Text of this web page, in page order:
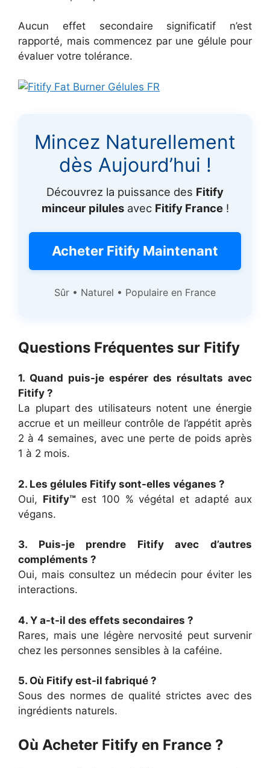
Aucun effet secondaire significatif n’est
rapporté, mais commencez par une gélule pour
évaluer votre tolérance.
Mincez Naturellement
dès Aujourd’hui !
Découvrez la puissance des Fitify
minceur pilulesavec Fitify France!
Acheter Fitify Maintenant
Sûr • Naturel • Populaire en France
Questions Fréquentes sur Fitify
1. Quand puis-je espérer des résultats avec
Fitify ?
La plupart des utilisateurs notent une énergie
accrue et un meilleur contrôle de l’appétit après
2 à 4 semaines, avec une perte de poids après
1 à 2 mois.
2. Les gélules Fitify sont-elles véganes ?
Oui, Fitify™est 100 % végétal et adapté aux
végans.
3. Puis-je prendre Fitify avec d’autres
compléments ?
Oui, mais consultez un médecin pour éviter les
interactions.
4. Y a-t-il des effets secondaires ?
Rares, mais une légère nervosité peut survenir
chez les personnes sensibles à la caféine.
5. Où Fitify est-il fabriqué ?
Sous des normes de qualité strictes avec des
ingrédients naturels.
Où Acheter Fitify en France ?